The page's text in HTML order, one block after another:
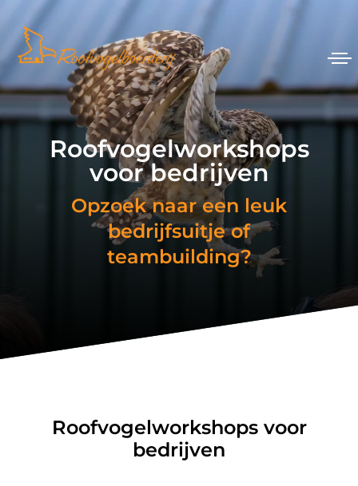
Roofvogelworkshops
voor bedrijven
Opzoek naar een leuk
bedrijfsuitje of
teambuilding?
Roofvogelworkshops voor
bedrijven